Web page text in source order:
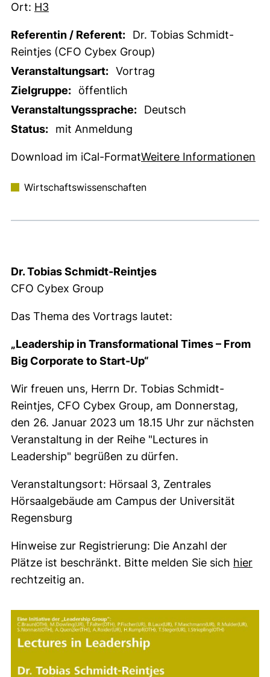
Ort: H3
Referentin / Referent:
Dr. Tobias Schmidt-
Reintjes (CFO Cybex Group)
Veranstaltungsart: Vortrag
Zielgruppe:
öffentlich
Veranstaltungssprache:
Deutsch
Status:
mit Anmeldung
Download im iCal-Format
, 1 KB (öffnet neues Fenster)Weitere Informationen
Wirtschaftswissenschaften
Dr. Tobias Schmidt-Reintjes
CFO Cybex Group
Das Thema des Vortrags lautet:
„Leadership in Transformational Times – From
Big Corporate to Start-Up“
Wir freuen uns, Herrn Dr. Tobias Schmidt-
Reintjes, CFO Cybex Group, am Donnerstag,
den 26. Januar 2023 um 18.15 Uhr zur nächsten
Veranstaltung in der Reihe "Lectures in
Leadership" begrüßen zu dürfen.
Veranstaltungsort: Hörsaal 3, Zentrales
Hörsaalgebäude am Campus der Universität
Regensburg
Hinweise zur Registrierung: Die Anzahl der
Plätze ist beschränkt. Bitte melden Sie sich hier
rechtzeitig an.